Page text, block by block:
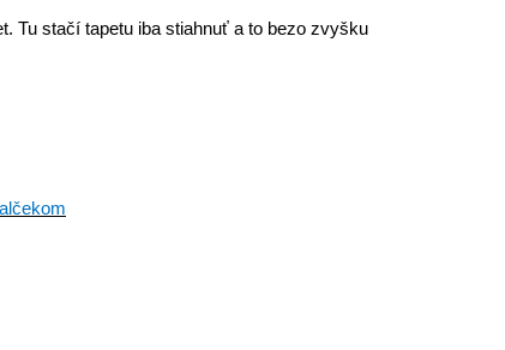
Tu stačí tapetu iba stiahnuť a to bezo zvyšku